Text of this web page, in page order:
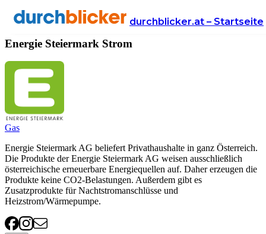
durchblicker.at – Startseite
Anbieter Energie strom Energie Steiermark
Energie Steiermark Strom
Gas
Energie Steiermark AG beliefert Privathaushalte in ganz Österreich.
Die Produkte der Energie Steiermark AG weisen ausschließlich
österreichische erneuerbare Energiequellen auf. Daher erzeugen die
Produkte keine CO2-Belastungen. Außerdem gibt es
Zusatzprodukte für Nachtstromanschlüsse und
Heizstrom/Wärmepumpe.